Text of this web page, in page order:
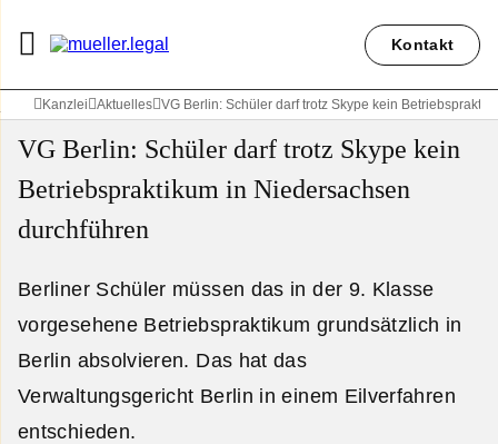
Kontakt
Kanzlei Aktuelles VG Berlin: Schüler darf trotz Skype kein
VG Berlin: Schüler darf trotz Skype kein
Betriebspraktikum in Niedersachsen
durchführen
Berliner Schüler müssen das in der 9. Klasse
vorgesehene Betriebspraktikum grundsätzlich in
Berlin absolvieren. Das hat das
Verwaltungsgericht Berlin in einem Eilverfahren
entschieden.